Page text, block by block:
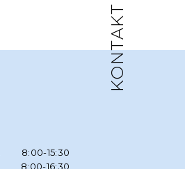
KONTAKT
8:00-15:30
8:00-16:30